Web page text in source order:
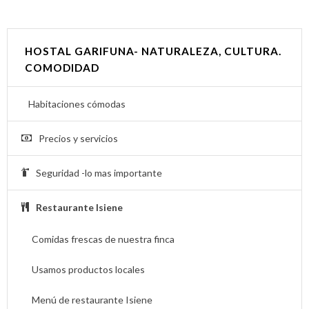
HOSTAL GARIFUNA- NATURALEZA, CULTURA.
COMODIDAD
Habitaciones cómodas
Precios y servicios
Seguridad -lo mas importante
Restaurante Isiene
Comidas frescas de nuestra finca
Usamos productos locales
Menú de restaurante Isiene